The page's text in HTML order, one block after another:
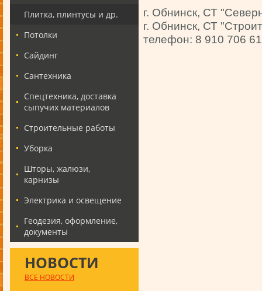
Плитка, плинтусы и др.
Потолки
Сайдинг
Сантехника
Спецтехника, доставка
сыпучих материалов
Строительные работы
Уборка
Шторы, жалюзи,
карнизы
Электрика и освещение
Геодезия, оформление,
документы
НОВОСТИ
ВСЕ НОВОСТИ
г. Обнинск, СТ
г. Обнинск, СТ
телефон: 8 910 706